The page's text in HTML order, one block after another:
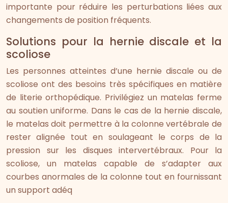
importante pour réduire les perturbations liées aux
changements de position fréquents.
Solutions pour la hernie discale et la
scoliose
Les personnes atteintes d’une hernie discale ou de
scoliose ont des besoins très spécifiques en matière
de literie orthopédique. Privilégiez un matelas ferme
au soutien uniforme. Dans le cas de la hernie discale,
le matelas doit permettre à la colonne vertébrale de
rester alignée tout en soulageant le corps de la
pression sur les disques intervertébraux. Pour la
scoliose, un matelas capable de s’adapter aux
courbes anormales de la colonne tout en fournissant
un support adéq